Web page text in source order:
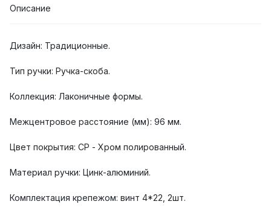
Описание
Дизайн: Традиционные.
Тип ручки: Ручка-скоба.
Коллекция: Лаконичные формы.
Межцентровое расстояние (мм): 96 мм.
Цвет покрытия: CP - Хром полированный.
Материал ручки: Цинк-алюминий.
Комплектация крепежом: винт 4*22, 2шт.